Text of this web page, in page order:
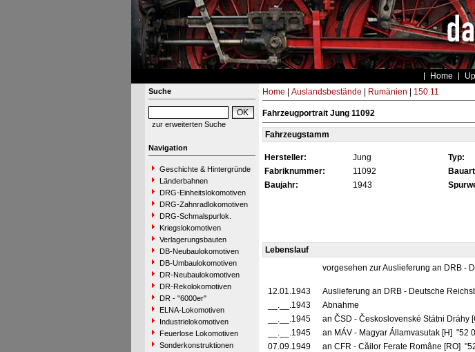
Home
Suche
zur erweiterten Suche
Navigation
Geschichte & Hintergründe
Länderbahnen
DRG-Einheitslokomotiven
DRG-Zahnradlokomotiven
DRG-Schmalspurlok.
Kriegslokomotiven
Verlagerungsbauten
DB-Neubaulokomotiven
DB-Umbaulokomotiven
DR-Neubaulokomotiven
DR-Rekolokomotiven
DR - "6000er"
ELNA-Lokomotiven
Industrielokomotiven
Feuerlose Lokomotiven
Sonderkonstruktionen
Home Auslandsbestände Rumänien 150.11
Fahrzeugportrait Jung 11092
Fahrzeugstamm
Hersteller: Jung Typ:
Fabriknummer:
11092
Baujahr:
1943
Lebenslauf
vorgesehen zur Auslieferung an DRB -
12.01.1943
Auslieferung an DRB - Deutsche
__.__.1943
Abnahme
__.__.1945
an ČSD - Československé Státni Dráhy
__.__.1945
an MÁV - Magyar Államvasutak [H] "52
07.09.1949
an CFR - Căilor Ferate Române [RO]